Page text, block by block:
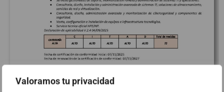
Valoramos tu privacidad